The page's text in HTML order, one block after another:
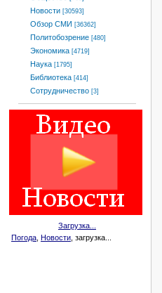
Новости [30593]
Обзор СМИ [36362]
Политобозрение [480]
Экономика [4719]
Наука [1795]
Библиотека [414]
Сотрудничество [3]
Загрузка...
Погода Новости , загрузка...